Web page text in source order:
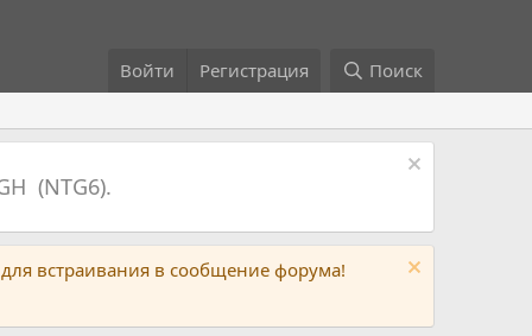
Войти Регистрация Поиск
(NTG6).
встраивания в сообщение форума!